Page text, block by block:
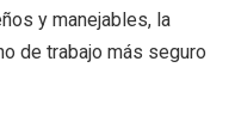
y manejables, la
de trabajo más seguro